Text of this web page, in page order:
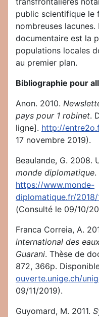
public scientifique le
nombreuses
documentaire est la
populations locales
au premier plan.
Bibliographie pour
Anon. 2010.
pays pour 1 robinet.
ligne]. http://
17 novembre 2019).
Beaulande, G. 2008.
monde diplomatique.
https://www.monde-
diplomatique.fr/
(Consulté le 09/10/
Franca Correia, A.
international des
Guarani. Thèse de
872, 366p.
ouverte.unige.ch/
09/11/2019).
Guyomard, M. 2011.